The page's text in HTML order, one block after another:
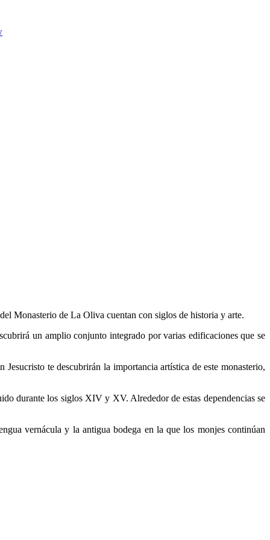
Monasterio de La Oliva cuentan con siglos de historia y arte.
un amplio conjunto integrado por varias edificaciones que se
te descubrirán la importancia artística de este monasterio,
durante los siglos XIV y XV. Alrededor de estas dependencias se
vernácula y la antigua bodega en la que los monjes continúan